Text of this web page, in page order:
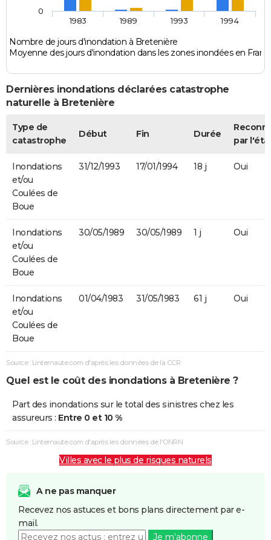
Nombre de jours d'inondation à Bretenière
Moyenne des jours d'inondation dans les zones inondées en
1983 1989 1993 1994
0
Dernières inondations déclarées catastrophe
naturelle à Bretenière
Type de
catastrophe
Début Fin Durée
par
Inondations
et/ou
Coulées de
Boue
31/12/1993 17/01/1994 18 j Oui
Inondations
et/ou
Coulées de
Boue
30/05/1989 30/05/1989 1 j Oui
Inondations
et/ou
Coulées de
Boue
01/04/1983 31/05/1983 61 j Oui
Source : Linternaute.com d'après les données de la CCR
Quel est le coût des inondations à Bretenière ?
Part des inondations sur le total des sinistres chez les
assureurs : Entre 0 et 10 %
Source : Linternaute.com d'après les données de l'ONRN
Villes avec le plus de risques naturels
A ne pas manquer
Recevez nos astuces et bons plans directement par e-
mail.
Je m'abonne